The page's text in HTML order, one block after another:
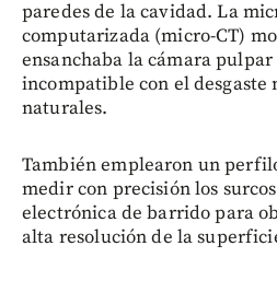
paredes de la cavidad. La
computarizada (micro-CT)
ensanchaba la cámara
incompatible con el desgaste
naturales.
También emplearon un
medir con precisión los
electrónica de barrido para
alta resolución de la